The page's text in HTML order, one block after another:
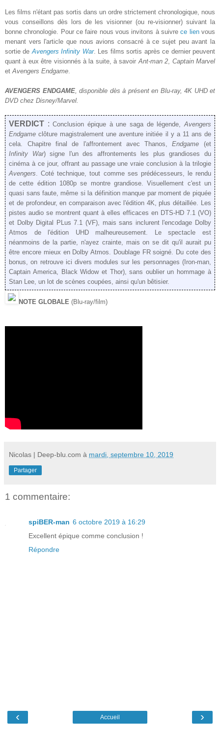
Les films n'étant pas sortis dans un ordre strictement chronologique, nous
vous conseillons dès lors de les visionner (ou re-visionner) suivant la
bonne chronologie. Pour ce faire nous vous invitons à suivrece lienvous
menant vers l'article que nous avions consacré à ce sujet peu avant la
sortie de Avengers Infinity War. Les films sortis après ce dernier peuvent
quant à eux être visionnés à la suite, à savoir Ant-man 2 Captain Marvel
et Avengers Endgame
AVENGERS ENDGAME, disponible dès à présenten Blu-ray, 4K UHD et
DVD chez Disney/Marvel.
VERDICT :Conclusion épique à une saga de légende, Avengers
Endgame clôture magistralement une aventure initiée il y a 11 ans de
cela. Chapitre final de l'affrontement avec Thanos,Endgame (et
Infinity War) signe l'un des affrontements les plus grandioses du
cinéma à ce jour, offrant au passage une vraie conclusion à la trilogie
Avengers . Coté technique, tout comme ses prédécesseurs, le rendu
de cette édition 1080p se montre grandiose. Visuellement c'est un
quasi sans faute, même si la définition manque par moment de piquée
et de profondeur, en comparaison avec l'édition 4K, plus détaillée. Les
pistes audio se montrent quant à elles efficaces en DTS-HD 7.1 (VO)
et Dolby Digital PLus 7.1 (VF), mais sans inclurent l'encodage Dolby
Atmos de l'édition UHD malheureusement. Le spectacle est
néanmoins de la partie, n'ayez crainte, mais on se dit qu'il aurait pu
être encore mieux en Dolby Atmos. Doublage FR soigné. Du cote des
bonus, on retrouve ici divers modules sur les personnages (Iron-man,
Captain America, Black Widow et Thor), sans oublier un hommage à
Stan Lee, un lot de scènes coupées, ainsi qu'un bêtisier.
NOTE GLOBALE (Blu-ray/film)
Nicolas | Deep-blu.com à mardi, septembre 10, 2019
Partager
1 commentaire:
spiBER-man 6 octobre 2019 à 16:29
Excellent épique comme conclusion !
Répondre
‹ ›
Accueil